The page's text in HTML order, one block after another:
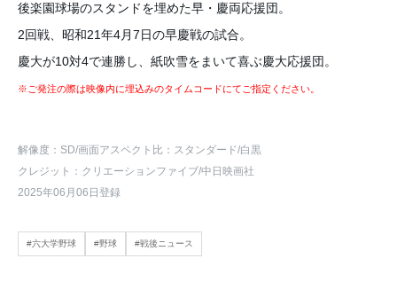
後楽園球場のスタンドを埋めた早・慶両応援団。
2回戦、昭和21年4月7日の早慶戦の試合。
慶大が10対4で連勝し、紙吹雪をまいて喜ぶ慶大応援団。
※ご発注の際は映像内に埋込みのタイムコードにてご指定ください。
解像度：SD/画面アスペクト比：スタンダード/白黒
クレジット：クリエーションファイブ/中日映画社
2025年06月06日登録
#六大学野球 #野球 #戦後ニュース